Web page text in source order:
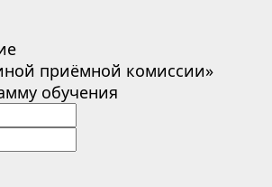
приёмной комиссии»
обучения